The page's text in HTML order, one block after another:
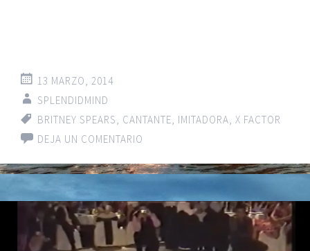
13 MARZO, 2014
SPLENDIDMIND
BRITNEY SPEARS
CANTANTE IMITADORA X FACTOR
DEJA UN COMENTARIO